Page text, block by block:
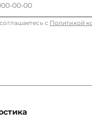
с Политикой